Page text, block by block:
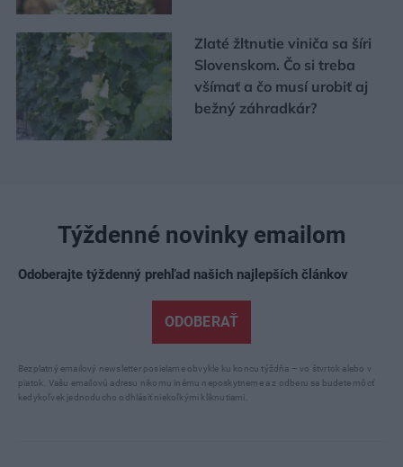
Zlaté žltnutie viniča sa šíri
Slovenskom. Čo si treba
všímať a čo musí urobiť aj
bežný záhradkár?
Týždenné novinky emailom
Odoberajte týždenný prehľad našich najlepších článkov
ODOBERAŤ
Bezplatný emailový newsletter posielame obvykle ku koncu týždňa – vo štvrtok alebo v
piatok. Vašu emailovú adresu nikomu inému neposkytneme a z odberu sa budete môcť
kedykoľvek jednoducho odhlásiť niekoľkými kliknutiami.